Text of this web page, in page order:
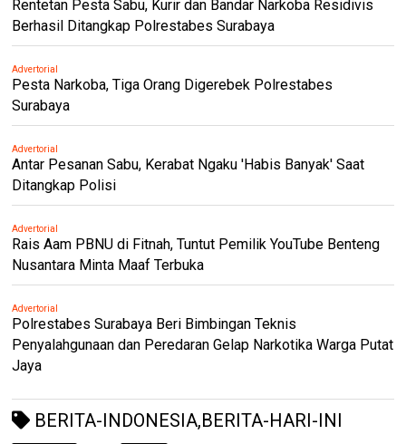
Rentetan Pesta Sabu, Kurir dan Bandar Narkoba Residivis
Berhasil Ditangkap Polrestabes Surabaya
Advertorial
Pesta Narkoba, Tiga Orang Digerebek Polrestabes
Surabaya
Advertorial
Antar Pesanan Sabu, Kerabat Ngaku 'Habis Banyak' Saat
Ditangkap Polisi
Advertorial
Rais Aam PBNU di Fitnah, Tuntut Pemilik YouTube Benteng
Nusantara Minta Maaf Terbuka
Advertorial
Polrestabes Surabaya Beri Bimbingan Teknis
Penyalahgunaan dan Peredaran Gelap Narkotika Warga Putat
Jaya
BERITA-INDONESIA,BERITA-HARI-INI